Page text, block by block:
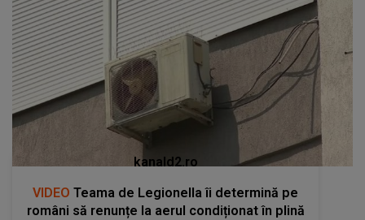
kanald2.ro
VIDEO Teama de Legionella îi determină pe
români să renunțe la aerul condiționat în plină